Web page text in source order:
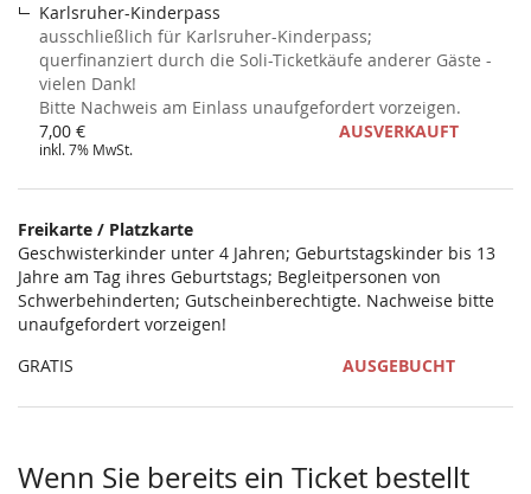
Karlsruher-Kinderpass
ausschließlich für Karlsruher-Kinderpass;
querfinanziert durch die Soli-Ticketkäufe anderer Gäste -
vielen Dank!
Bitte Nachweis am Einlass unaufgefordert vorzeigen.
7,00 €
inkl. 7% MwSt.
AUSVERKAUFT
Freikarte / Platzkarte
Geschwisterkinder unter 4 Jahren; Geburtstagskinder bis 13
Jahre am Tag ihres Geburtstags; Begleitpersonen von
Schwerbehinderten; Gutscheinberechtigte. Nachweise bitte
unaufgefordert vorzeigen!
GRATIS
AUSGEBUCHT
Wenn Sie bereits ein Ticket bestellt